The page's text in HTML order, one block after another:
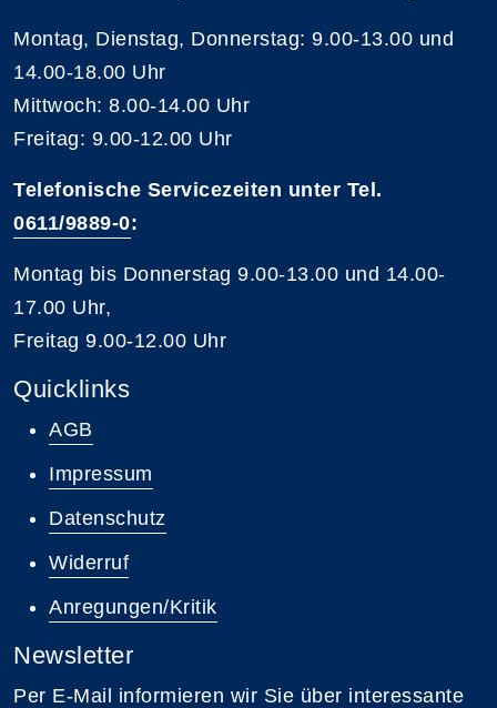
Montag, Dienstag, Donnerstag: 9.00-13.00 und
14.00-18.00 Uhr
Mittwoch: 8.00-14.00 Uhr
Freitag: 9.00-12.00 Uhr
Telefonische Servicezeiten unter Tel.
0611/9889-0:
Montag bis Donnerstag 9.00-13.00 und 14.00-
17.00 Uhr,
Freitag 9.00-12.00 Uhr
Quicklinks
AGB
Impressum
Datenschutz
Widerruf
Anregungen/Kritik
Newsletter
Per E-Mail informieren wir Sie über interessante